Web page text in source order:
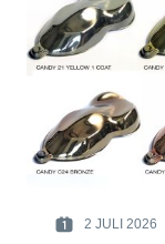
POSTED
2 JULI 2026